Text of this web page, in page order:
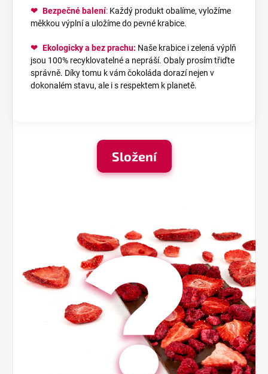
❤ Bezpečné balení: Každý produkt obalíme, vyložíme
měkkou výplní a uložíme do pevné krabice.
❤ Ekologicky a bez prachu: Naše krabice i zelená výplň
jsou 100% recyklovatelné a nepráší. Obaly prosím třiďte
správně. Díky tomu k vám čokoláda dorazí nejen v
dokonalém stavu, ale i s respektem k planetě.
Složení